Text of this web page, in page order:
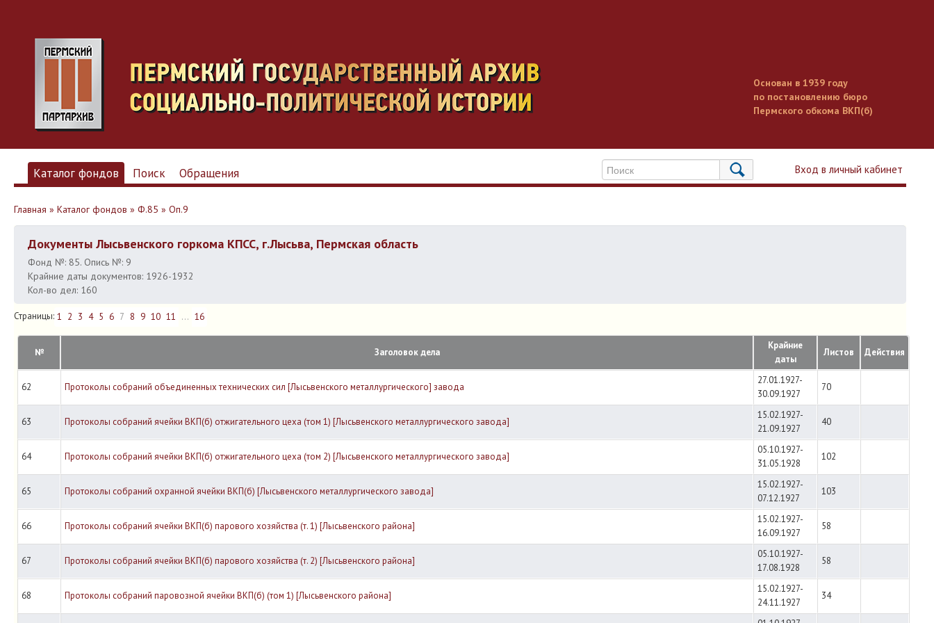
Основан в 1939 году
по постановлению бюро
Пермского обкома ВКП(б)
Вход в личный кабинет
Каталог фондов Поиск Обращения
Главная » Каталог фондов » Ф.85 » Оп.9
Документы Лысьвенского горкома КПСС, г.Лысьва, Пермская область
Фонд №: 85. Опись №: 9
Крайние даты документов: 1926-1932
Кол-во дел: 160
Страницы: 1 2 3 4 5 6 7 8 9 10 11 ... 16
№ Заголовок дела
Крайние
даты
Листов Действия
62 Протоколы собраний объединенных технических сил [Лысьвенского металлургического] завода
27.01.1927-
30.09.1927
70
63 Протоколы собраний ячейки ВКП(б) отжигательного цеха (том 1) [Лысьвенского металлургического завода]
15.02.1927-
21.09.1927
40
64 Протоколы собраний ячейки ВКП(б) отжигательного цеха (том 2) [Лысьвенского металлургического завода]
05.10.1927-
31.05.1928
102
65 Протоколы собраний охранной ячейки ВКП(б) [Лысьвенского металлургического завода]
15.02.1927-
07.12.1927
103
66 Протоколы собраний ячейки ВКП(б) парового хозяйства (т. 1) [Лысьвенского района]
15.02.1927-
16.09.1927
58
67 Протоколы собраний ячейки ВКП(б) парового хозяйства (т. 2) [Лысьвенского района]
05.10.1927-
17.08.1928
58
68 Протоколы собраний паровозной ячейки ВКП(б) (том 1) [Лысьвенского района]
15.02.1927-
24.11.1927
34